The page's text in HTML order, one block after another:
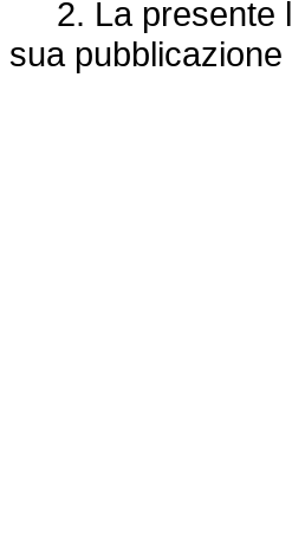
2. La presente
sua